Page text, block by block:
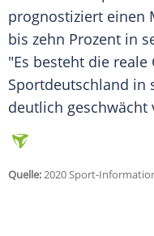
prognostiziert einen
bis zehn Prozent in
"Es besteht die reale
Sportdeutschland in
deutlich geschwächt
Quelle:2020 Sport-